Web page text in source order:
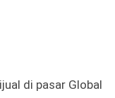
di pasar Global